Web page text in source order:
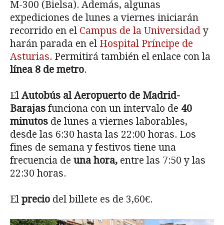
M-300 (Bielsa). Además, algunas
expediciones de lunes a viernes iniciarán
recorrido en el Campus de la Universidady
harán parada en el Hospital Príncipe de
Asturias. Permitirá también el enlace con la
línea 8 de metro.
El Autobús al Aeropuerto de Madrid-
Barajas funciona con un intervalo de 40
minutos de lunes a viernes laborables,
desde las 6:30 hasta las 22:00 horas. Los
fines de semana y festivos tiene una
frecuencia de una hora, entre las 7:50 y las
22:30 horas.
El precio del billete es de 3,60€.